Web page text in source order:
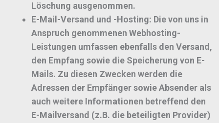
Löschung ausgenommen.
E-Mail-Versand und -Hosting: Die von uns in
Anspruch genommenen Webhosting-
Leistungen umfassen ebenfalls den Versand,
den Empfang sowie die Speicherung von E-
Mails. Zu diesen Zwecken werden die
Adressen der Empfänger sowie Absender als
auch weitere Informationen betreffend den
E-Mailversand (z.B. die beteiligten Provider)